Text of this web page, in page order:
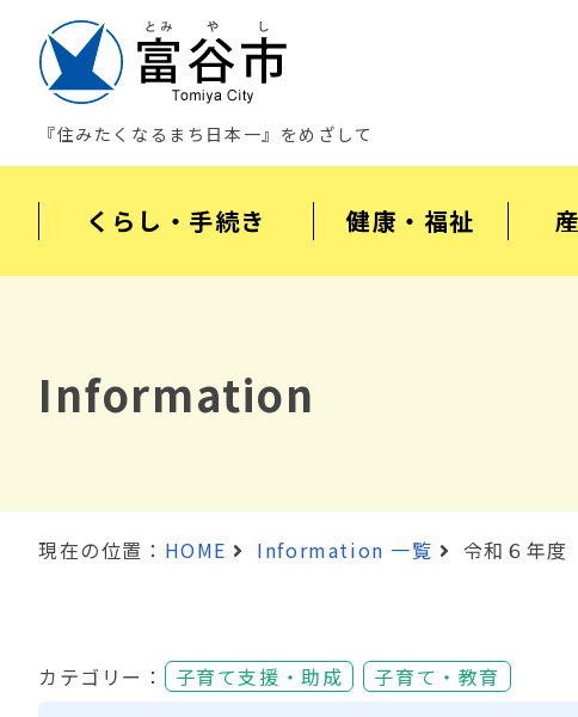
『住みたくなるまち日本一』をめざして
くらし・手続き 健康・福祉
Information
現在の位置： HOME Information 一覧 令和６年
カテゴリー： 子育て支援・助成 子育て・教育